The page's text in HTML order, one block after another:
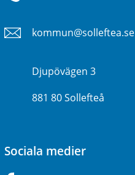
kommun@solleftea.se
Djupövägen 3
881 80 Sollefteå
Sociala medier